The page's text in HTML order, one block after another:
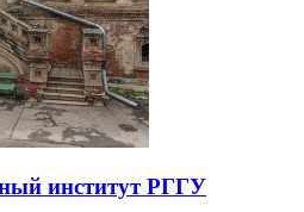
институт РГГУ